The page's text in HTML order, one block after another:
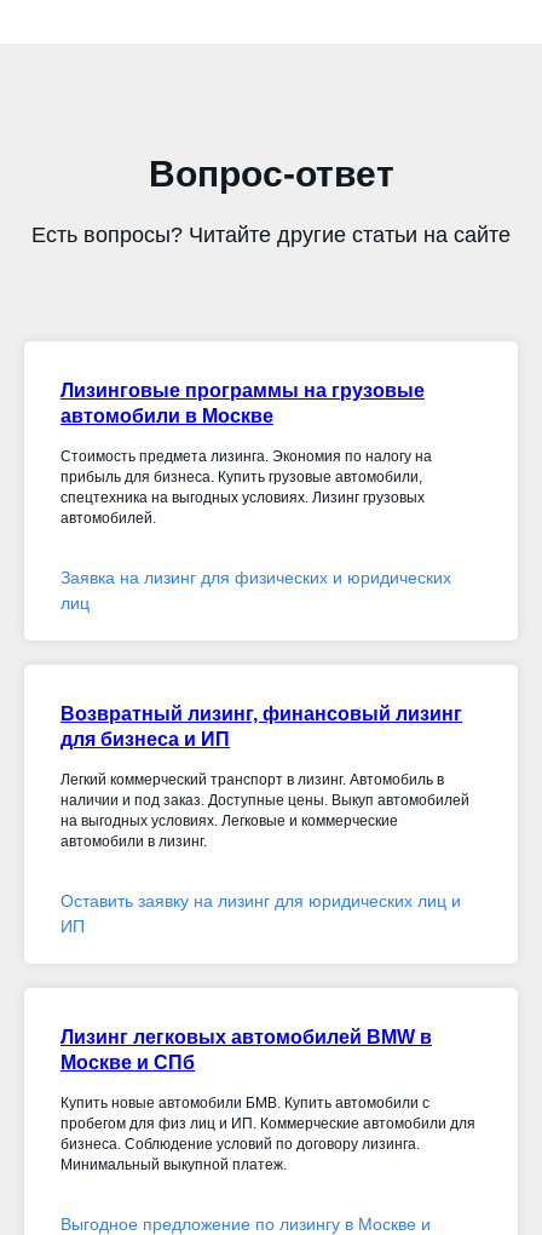
Вопрос-ответ
Есть вопросы? Читайте другие статьи на сайте
Лизинговые программы на грузовые
автомобили в Москве
Стоимость предмета лизинга. Экономия по налогу на
прибыль для бизнеса. Купить грузовые автомобили,
спецтехника на выгодных условиях. Лизинг грузовых
автомобилей.
Заявка на лизинг для физических и юридических
лиц
Возвратный лизинг, финансовый лизинг
для бизнеса и ИП
Легкий коммерческий транспорт в лизинг. Автомобиль в
наличии и под заказ. Доступные цены. Выкуп автомобилей
на выгодных условиях. Легковые и коммерческие
автомобили в лизинг.
Оставить заявку на лизинг для юридических лиц и
ИП
Лизинг легковых автомобилей BMW в
Москве и СПб
Купить новые автомобили БМВ. Купить автомобили с
пробегом для физ лиц и ИП. Коммерческие автомобили для
бизнеса. Соблюдение условий по договору лизинга.
Минимальный выкупной платеж.
Выгодное предложение по лизингу в Москве и